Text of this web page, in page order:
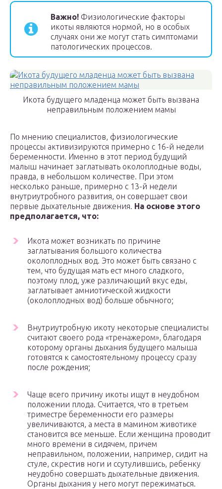
Важно! Физиологические факторы
икоты являются нормой, но в особых
случаях они же могут стать симптомами
патологических процессов.
Икота будущего младенца может быть вызвана
неправильным положением мамы
По мнению специалистов, физиологические
процессы активизируются примерно с 16-й недели
беременности. Именно в этот период будущий
малыш начинает заглатывать околоплодные воды,
правда, в небольшом количестве. При этом
несколько раньше, примерно с 13-й недели
внутриутробного развития, он совершает свои
первые дыхательные движения. На основе этого
предполагается, что:
Икота может возникать по причине
заглатывания большого количества
околоплодных вод. Это может быть связано с
тем, что будущая мать ест много сладкого,
поэтому плод, уже различающий вкус еды,
заглатывает амниотической жидкости
(околоплодных вод) больше обычного;
Внутриутробную икоту некоторые специалисты
считают своего рода «тренажером», благодаря
которому органы дыхания будущего малыша
готовятся к самостоятельному процессу сразу
после рождения;
Чаще всего причину икоты ищут в неудобном
положении плода. Считается, что в третьем
триместре беременности его размеры
увеличиваются, а места в мамином животике
становится все меньше. Если женщина проводит
много времени в сидячем, причем
неправильном, положении, например, сидит на
стуле, скрестив ноги и ссутулившись, ребенку
неудобно совершать дыхательные движения.
Органы дыхания у него могут пережиматься.